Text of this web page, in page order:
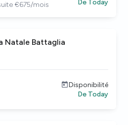
€675/mois De Today
Natale Battaglia
Disponibilité
De Today